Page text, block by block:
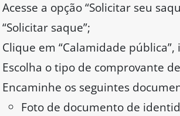
Acesse a opção “Solicitar seu
“Solicitar saque”;
Clique em “Calamidade
Escolha o tipo de comprovante
Encaminhe os seguintes
Foto de documento de